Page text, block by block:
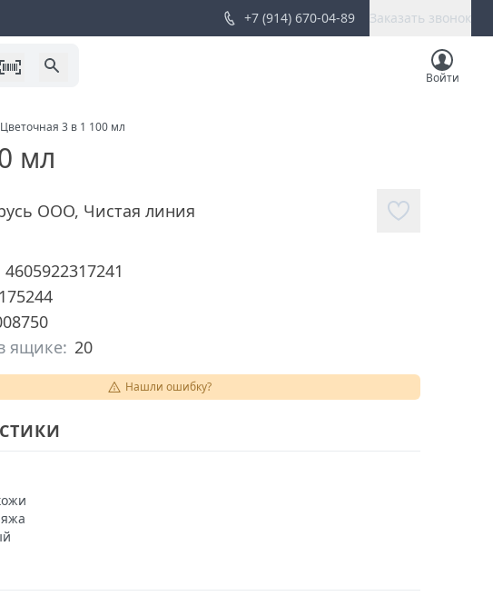
+7 (914) 670-04-89 Заказать звонок
Войти
3 в 1 100 мл
мл
ООО, Чистая линия
4605922317241
175244
ящике: 20
Нашли ошибку?